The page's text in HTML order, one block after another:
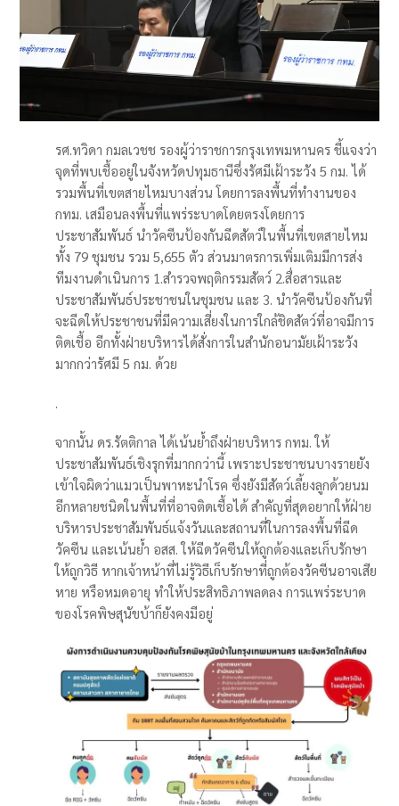
รศ.ทวิดา กมลเวชช รองผู้ว่าราชการกรุงเทพมหานคร ชี้แจงว่า
จุดที่พบเชื้ออยู่ในจังหวัดปทุมธานีซึ่งรัศมีเฝ้าระวัง 5 กม. ได้
รวมพื้นที่เขตสายไหมบางส่วน โดยการลงพื้นที่ทำงานของ
กทม. เสมือนลงพื้นที่แพร่ระบาดโดยตรงโดยการ
ประชาสัมพันธ์ นำวัคซีนป้องกันฉีดสัตว์ในพื้นที่เขตสายไหม
ทั้ง 79 ชุมชน รวม 5,655 ตัว ส่วนมาตรการเพิ่มเติมมีการส่ง
ทีมงานดำเนินการ 1.สำรวจพฤติกรรมสัตว์ 2.สื่อสารและ
ประชาสัมพันธ์ประชาชนในชุมชน และ 3. นำวัคซีนป้องกันที่
จะฉีดให้ประชาชนที่มีความเสี่ยงในการใกล้ชิดสัตว์ที่อาจมีการ
ติดเชื้อ อีกทั้งฝ่ายบริหารได้สั่งการในสำนักอนามัยเฝ้าระวัง
มากกว่ารัศมี 5 กม. ด้วย
.
จากนั้น ดร.รัตติกาล ได้เน้นย้ำถึงฝ่ายบริหาร กทม. ให้
ประชาสัมพันธ์เชิงรุกที่มากกว่านี้ เพราะประชาชนบางรายยัง
เข้าใจผิดว่าแมวเป็นพาหะนำโรค ซึ่งยังมีสัตว์เลี้ยงลูกด้วยนม
อีกหลายชนิดในพื้นที่ที่อาจติดเชื้อได้ สำคัญที่สุดอยากให้ฝ่าย
บริหารประชาสัมพันธ์แจ้งวันและสถานที่ในการลงพื้นที่ฉีด
วัคซีน และเน้นย้ำ อสส. ให้ฉีดวัคซีนให้ถูกต้องและเก็บรักษา
ให้ถูกวิธี หากเจ้าหน้าที่ไม่รู้วิธีเก็บรักษาที่ถูกต้องวัคซีนอาจเสีย
หาย หรือหมดอายุ ทำให้ประสิทธิภาพลดลง การแพร่ระบาด
ของโรคพิษสุนัขบ้าก็ยังคงมีอยู่